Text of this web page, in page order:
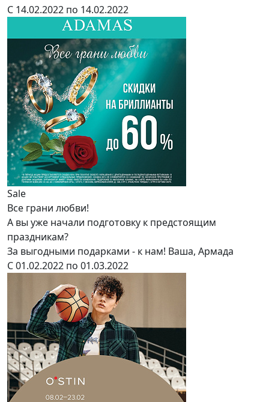
С 14.02.2022 по 14.02.2022
Sale
Все грани любви!
А вы уже начали подготовку к предстоящим
праздникам?
За выгодными подарками - к нам! Ваша, Армада
С 01.02.2022 по 01.03.2022